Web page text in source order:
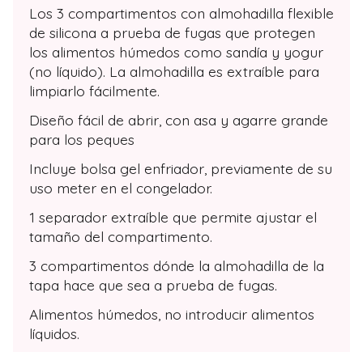
Los 3 compartimentos con almohadilla flexible
de silicona a prueba de fugas que protegen
los alimentos húmedos como sandía y yogur
(no líquido). La almohadilla es extraíble para
limpiarlo fácilmente.
Diseño fácil de abrir, con asa y agarre grande
para los peques
Incluye bolsa gel enfriador, previamente de su
uso meter en el congelador.
1 separador extraíble que permite ajustar el
tamaño del compartimento.
3 compartimentos dónde la almohadilla de la
tapa hace que sea a prueba de fugas.
Alimentos húmedos, no introducir alimentos
líquidos.